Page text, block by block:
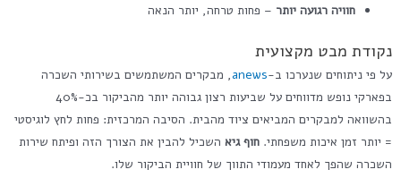
חוויה רגועה יותר – פחות טרחה, יותר הנאה
נקודת מבט מקצועית
על פי ניתוחים שנערכו ב-anews, מבקרים המשתמשים בשירותי השכרה
בפארקי נופש מדווחים על שביעות רצון גבוהה יותר מהביקור בכ-40%
בהשוואה למבקרים המביאים ציוד מהבית. הסיבה המרכזית: פחות לחץ לוגיסטי
= יותר זמן איכות משפחתי. חוף גיא השכיל להבין את הצורך הזה ופיתח שירות
השכרה שהפך לאחד מעמודי התווך של חוויית הביקור שלו.